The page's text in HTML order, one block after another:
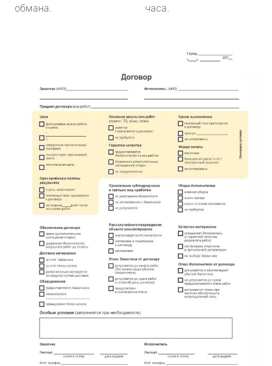
Дружная Горка
имени Морозова
имени Свердлова
Красный Бор
Кузнечное
Кузьмоловский
Лебяжье
Лесогорский
Мга
Назия
обмана.
часа.